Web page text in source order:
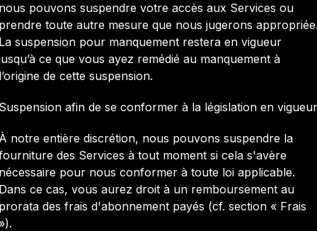
pouvons suspendre votre accès aux Services ou
toute autre mesure que nous jugerons
suspension pour manquement restera en vigueur
ce que vous ayez remédié au manquement à
de cette suspension.
afin de se conformer à la législation en vigueur
notre entière discrétion, nous pouvons suspendre la
des Services à tout moment si cela s'avère
pour nous conformer à toute loi applicable.
ce cas, vous aurez droit à un remboursement au
des frais d'abonnement payés (cf. section « Frais